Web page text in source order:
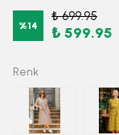
%14
₺ 699.95
₺ 599.95
Renk